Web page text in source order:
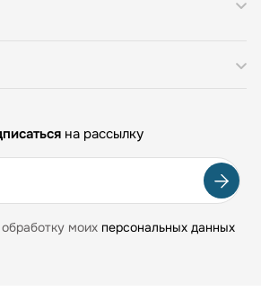
на рассылку
моих персональных данных